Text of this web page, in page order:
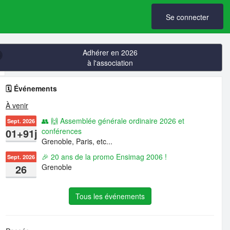
Se connecter
Adhérer en 2026
à l'association
🗓️ Événements
À venir
Sept. 2026
01+91j
👥 🙌 Assemblée générale ordinaire 2026 et
conférences
Grenoble, Paris, etc...
Sept. 2026
26
🎉 20 ans de la promo Ensimag 2006 !
Grenoble
Tous les événements